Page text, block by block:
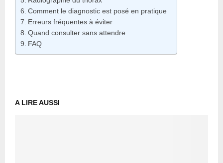
Comment le diagnostic est posé en pratique
Erreurs fréquentes à éviter
Quand consulter sans attendre
FAQ
A LIRE AUSSI